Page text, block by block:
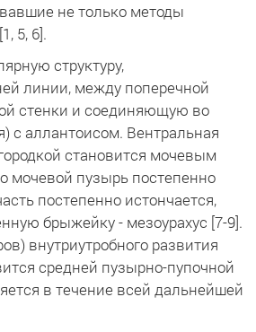
не только методы
5, 6].
структуру,
линии, между поперечной
стенки и соединяющую во
с аллантоисом. Вентральная
становится мочевым
мочевой пузырь постепенно
постепенно истончается,
брыжейку - мезоурахус [7-9].
внутриутробного развития
средней пузырно-пупочной
в течение всей дальнейшей